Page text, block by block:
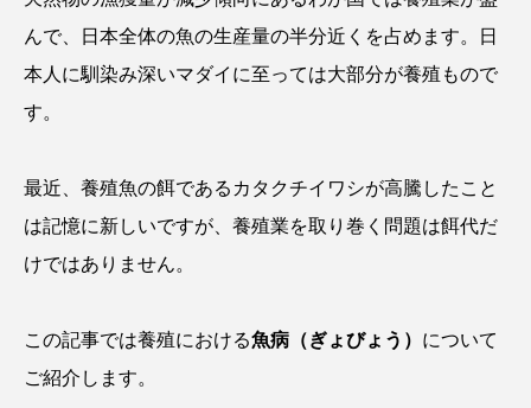
アイゴ アイナメ アオウオ アオザメ
アオリイカ アカアジ アカカサゴ
アカムツ アカメ
アサヒガニ アザアシ アシカ アジ
アブラボテ アマガエル アマゴ
んで、日本全体の魚の生産量の半分近くを占めます。日
本人に馴染み深いマダイに至っては大部分が養殖もので
す。
最近、養殖魚の餌であるカタクチイワシが高騰したこと
は記憶に新しいですが、養殖業を取り巻く問題は餌代だ
けではありません。
この記事では養殖における魚病（ぎょびょう） について
ご紹介します。